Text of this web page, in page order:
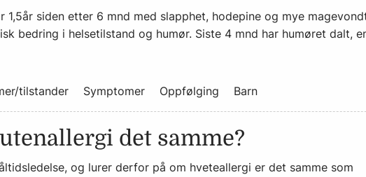
siden etter 6 mnd med slapphet, hodepine og mye
bedring i helsetilstand og humør. Siste 4 mnd har humøret dalt,
tilstander Symptomer Oppfølging Barn
det samme?
og lurer derfor på om hveteallergi er det samme som